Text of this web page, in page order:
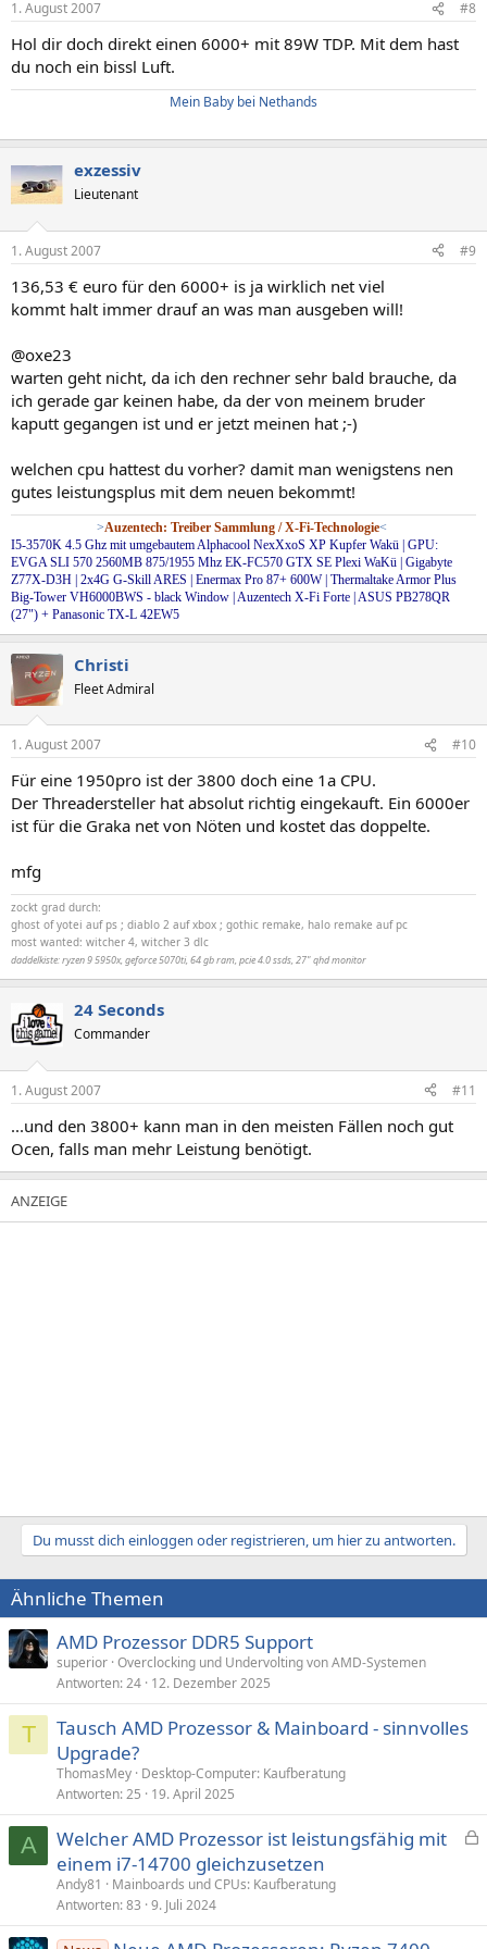
1. August 2007 #8
Hol dir doch direkt einen 6000+ mit 89W TDP. Mit dem hast
du noch ein bissl Luft.
Mein Baby bei Nethands
exzessiv
Lieutenant
1. August 2007 #9
136,53 € euro für den 6000+ is ja wirklich net viel
kommt halt immer drauf an was man ausgeben will!
@oxe23
warten geht nicht, da ich den rechner sehr bald brauche, da
ich gerade gar keinen habe, da der von meinem bruder
kaputt gegangen ist und er jetzt meinen hat ;-)
welchen cpu hattest du vorher? damit man wenigstens nen
gutes leistungsplus mit dem neuen bekommt!
>Auzentech: Treiber Sammlung / X-Fi-Technologie<
I5-3570K 4.5 Ghz mit umgebautem Alphacool NexXxoS XP Kupfer Wakü | GPU:
EVGA SLI 570 2560MB 875/1955 Mhz EK-FC570 GTX SE Plexi WaKü | Gigabyte
Z77X-D3H | 2x4G G-Skill ARES | Enermax Pro 87+ 600W | Thermaltake Armor Plus
Big-Tower VH6000BWS - black Window | Auzentech X-Fi Forte | ASUS PB278QR
(27") + Panasonic TX-L 42EW5
Christi
Fleet Admiral
1. August 2007 #10
Für eine 1950pro ist der 3800 doch eine 1a CPU.
Der Threadersteller hat absolut richtig eingekauft. Ein 6000er
ist für die Graka net von Nöten und kostet das doppelte.
mfg
zockt grad durch:
ghost of yotei auf ps ; diablo 2 auf xbox ; gothic remake, halo remake auf pc
most wanted: witcher 4, witcher 3 dlc
daddelkiste: ryzen 9 5950x, geforce 5070ti, 64 gb ram, pcie 4.0 ssds, 27" qhd monitor
24 Seconds
Commander
1. August 2007 #11
...und den 3800+ kann man in den meisten Fällen noch gut
Ocen, falls man mehr Leistung benötigt.
Du musst dich einloggen oder registrieren, um hier zu antworten.
Ähnliche Themen
AMD Prozessor DDR5 Support
superior Overclocking und Undervolting von AMD-Systemen
Antworten 24 12. Dezember 2025
T
Tausch AMD Prozessor & Mainboard - sinnvolles
Upgrade?
ThomasMey Desktop-Computer: Kaufberatung
Antworten 25 19. April 2025
A
e
Welcher AMD Prozessor ist leistungsfähig mit
einem i7-14700 gleichzusetzen
Andy81
Mainboards und CPUs: Kaufberatung
Antworten 83 9. Juli 2024